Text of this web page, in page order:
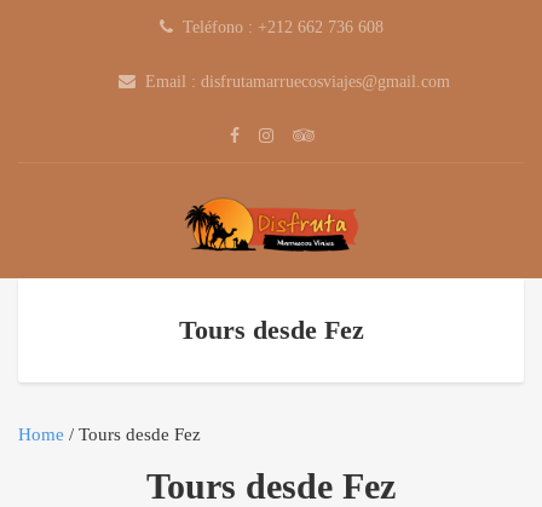
Teléfono : +212 662 736 608
Email : disfrutamarruecosviajes@gmail.com
Tours desde Fez
Home / Tours desde Fez
Tours desde Fez